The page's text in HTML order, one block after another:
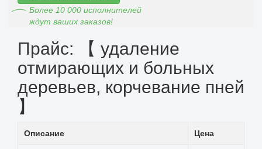
Более 10 000 исполнителей
ждут ваших заказов!
Прайс: 【 удаление
отмирающих и больных
деревьев, корчевание пней
】
Описание Цена